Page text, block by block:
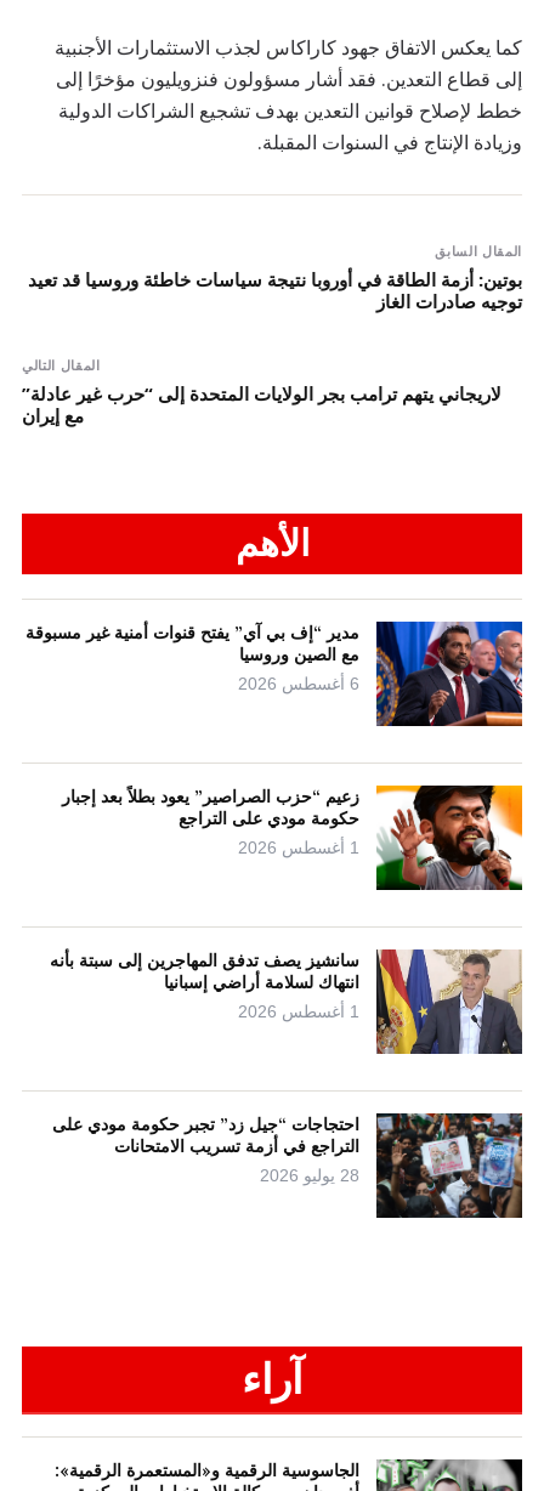
كما يعكس الاتفاق جهود كاراكاس لجذب الاستثمارات الأجنبية
إلى قطاع التعدين. فقد أشار مسؤولون فنزويليون مؤخرًا إلى
خطط لإصلاح قوانين التعدين بهدف تشجيع الشراكات الدولية
وزيادة الإنتاج في السنوات المقبلة.
المقال السابق
بوتين: أزمة الطاقة في أوروبا نتيجة سياسات خاطئة وروسيا قد تعيد
توجيه صادرات الغاز
المقال التالي
لاريجاني يتهم ترامب بجر الولايات المتحدة إلى “حرب غير عادلة”
مع إيران
الأهم
مدير “إف بي آي” يفتح قنوات أمنية غير مسبوقة
مع الصين وروسيا
6 أغسطس 2026
زعيم “حزب الصراصير” يعود بطلاً بعد إجبار
حكومة مودي على التراجع
1 أغسطس 2026
سانشيز يصف تدفق المهاجرين إلى سبتة بأنه
انتهاك لسلامة أراضي إسبانيا
1 أغسطس 2026
احتجاجات “جيل زد” تجبر حكومة مودي على
التراجع في أزمة تسريب الامتحانات
28 يوليو 2026
آراء
الجاسوسية الرقمية و«المستعمرة الرقمية»: